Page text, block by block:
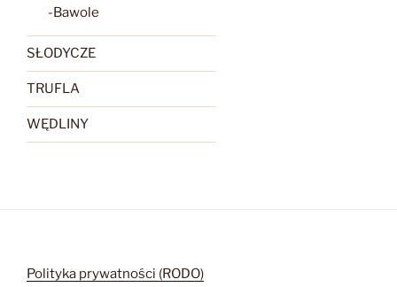
-Bawole
SŁODYCZE
TRUFLA
WĘDLINY
Polityka prywatności (RODO)